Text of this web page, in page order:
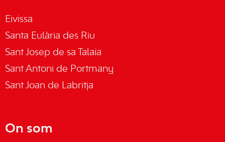
Eivissa
Santa Eulària des Riu
Sant Josep de sa Talaia
Sant Antoni de Portmany
Sant Joan de Labritja
On som